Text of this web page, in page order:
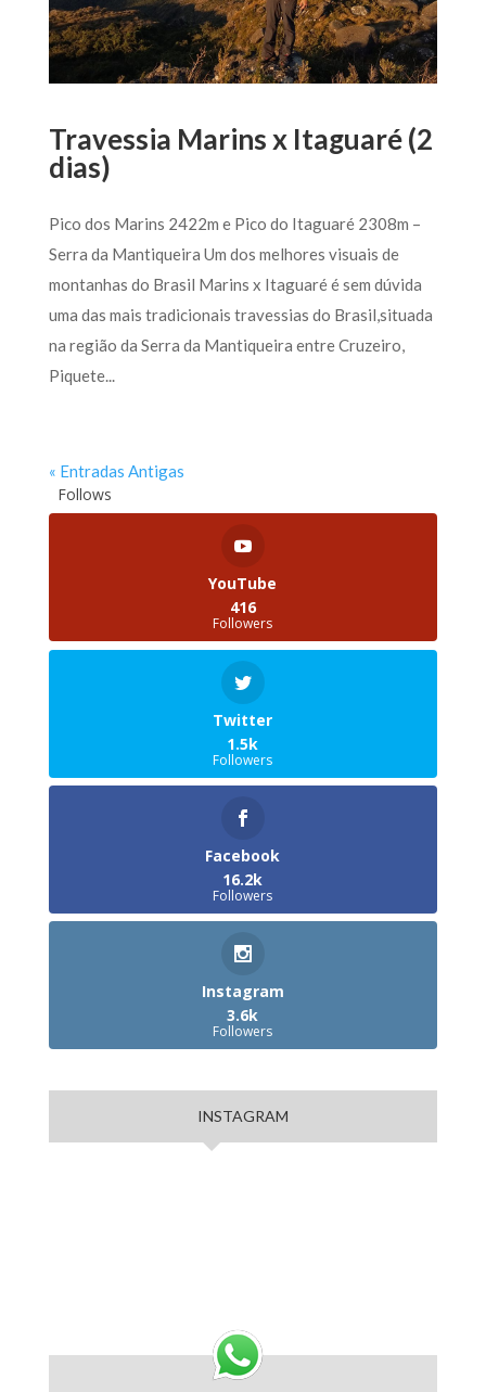
Travessia Marins x Itaguaré (2
dias)
Pico dos Marins 2422m e Pico do Itaguaré 2308m –
Serra da Mantiqueira Um dos melhores visuais de
montanhas do Brasil Marins x Itaguaré é sem dúvida
uma das mais tradicionais travessias do Brasil,situada
na região da Serra da Mantiqueira entre Cruzeiro,
Piquete...
« Entradas Antigas
Follows
YouTube
416
Followers
Twitter
1.5k
Followers
Facebook
16.2k
Followers
Instagram
3.6k
Followers
INSTAGRAM